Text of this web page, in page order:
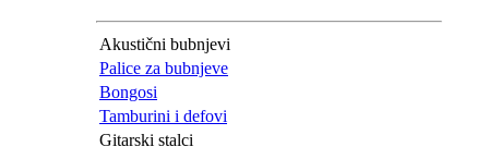
Akustični bubnjevi
Palice za bubnjeve
Bongosi
Tamburini i defovi
Gitarski stalci